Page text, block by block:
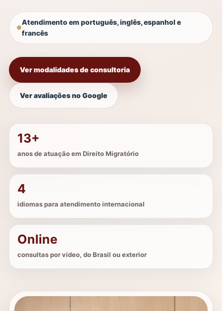
Atendimento em português, inglês, espanhol e
francês
Ver modalidades de consultoria
Ver avaliações no Google
13+
anos de atuação em Direito Migratório
4
idiomas para atendimento internacional
Online
consultas por vídeo, do Brasil ou exterior